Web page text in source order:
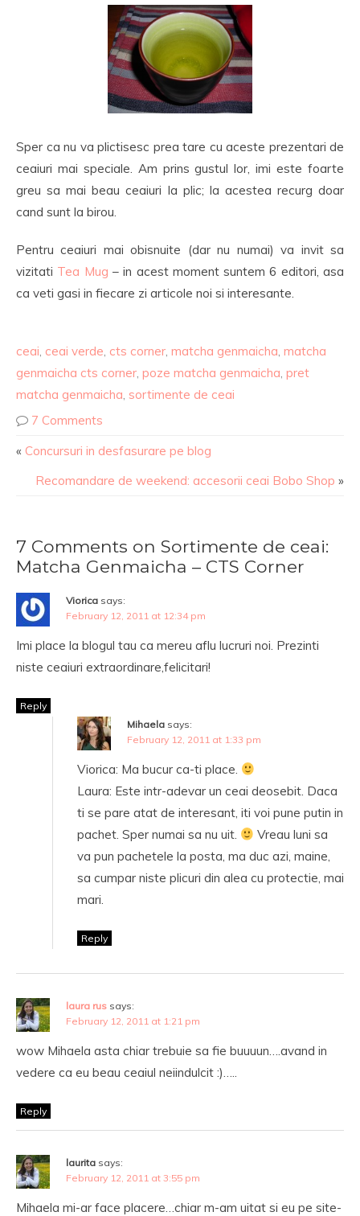
Sper ca nu va plictisesc prea tare cu aceste prezentari de
ceaiuri mai speciale. Am prins gustul lor, imi este foarte
greu sa mai beau ceaiuri la plic; la acestea recurg doar
cand sunt la birou.
Pentru ceaiuri mai obisnuite (dar nu numai) va invit sa
vizitati Tea Mug – in acest moment suntem 6 editori, asa
ca veti gasi in fiecare zi articole noi si interesante.
ceai, ceai verde, cts corner, matcha genmaicha, matcha
genmaicha cts corner, poze matcha genmaicha, pret
matcha genmaicha, sortimente de ceai
7 Comments
« Concursuri in desfasurare pe blog
Recomandare de weekend: accesorii ceai Bobo Shop »
7 Comments on Sortimente de ceai:
Matcha Genmaicha – CTS Corner
Viorica says:
February 12, 2011 at 12:34 pm
Imi place la blogul tau ca mereu aflu lucruri noi. Prezinti
niste ceaiuri extraordinare,felicitari!
Reply
Mihaela says:
February 12, 2011 at 1:33 pm
Viorica: Ma bucur ca-ti place.
Laura: Este intr-adevar un ceai deosebit. Daca
ti se pare atat de interesant, iti voi pune putin in
pachet. Sper numai sa nu uit.
Vreau luni sa
va pun pachetele la posta, ma duc azi, maine,
sa cumpar niste plicuri din alea cu protectie, mai
mari.
Reply
laura rus says:
February 12, 2011 at 1:21 pm
wow Mihaela asta chiar trebuie sa fie buuuun….avand in
vedere ca eu beau ceaiul neiindulcit :)…..
Reply
laurita says:
February 12, 2011 at 3:55 pm
Mihaela mi-ar face placere…chiar m-am uitat si eu pe site-